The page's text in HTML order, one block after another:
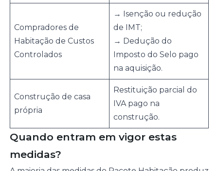
Compradores de
Habitação de Custos
Controlados
→ Isenção ou redução
de IMT;
→ Dedução do
Imposto do Selo pago
na aquisição.
Construção de casa
própria
Restituição parcial do
IVA pago na
construção.
Quando entram em vigor estas
medidas?